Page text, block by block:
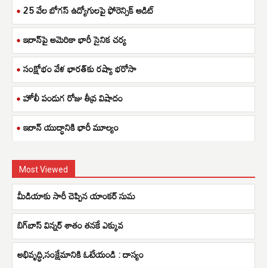
25 వేల బోగస్ ఉద్యోగులపై ఫోరెన్సిక్ ఆడిట్
ఇరాన్‌పై అమెరికా భారీ సైనిక చర్య
సంక్షోభం వేళ భారత్‌కు రష్యా భరోసా
హోలీ పండుగ రోజు తీవ్ర విషాదం
ఇరాన్ యుద్ధానికి భారీ మూల్యం
Most Viewed
మీడియాకు సారీ చెప్పిన యాంకర్ సుమ
బిగ్​బాస్​ విన్నర్​ శాతం తనకే ఎక్కువ
అభివృద్ధి,సంక్షేమానికి ఓటేయండి : దాస్యం